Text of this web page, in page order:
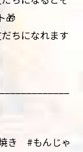
🎁
ちになれます
き #もんじゃ